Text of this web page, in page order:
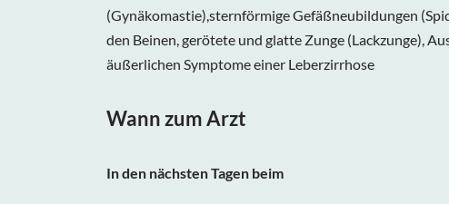
(Gynäkomastie),sternförmige Gefäßneubildungen
den Beinen, gerötete und glatte Zunge (Lackzunge),
äußerlichen Symptome einer Leberzirrhose
Wann zum Arzt
In den nächsten Tagen beim